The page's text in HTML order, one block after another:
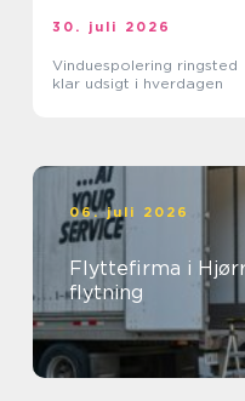
30. juli 2026
Vinduespolering ringsted
klar udsigt i hverdagen
06. juli 2026
Flyttefirma i
flytning